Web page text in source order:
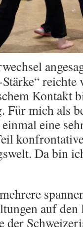
Kontakt
Für mich als
eine
Da bin
auf den
der